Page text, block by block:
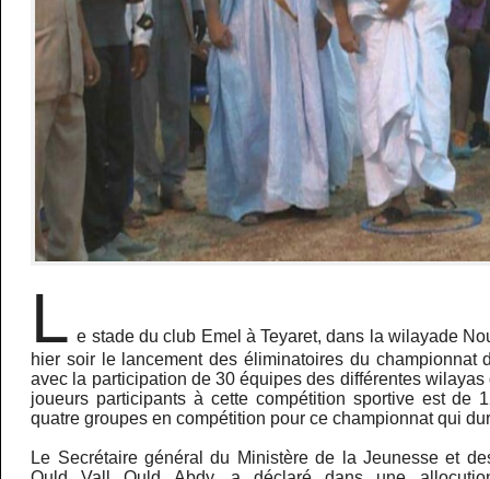
L e stade du club Emel à Teyaret, dans la wilayade
hier soir le lancement des éliminatoires du championnat
avec la participation de 30 équipes des différentes
joueurs participants à cette compétition sportive est de
quatre groupes en compétition pour ce championnat qui
Le Secrétaire général du Ministère de la Jeunesse et